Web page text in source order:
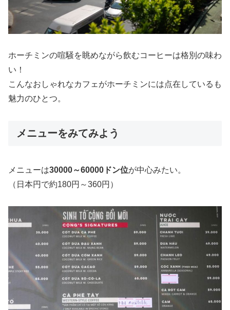
ホーチミンの喧騒を眺めながら飲むコーヒーは格別の味わ
い！
こんなおしゃれなカフェがホーチミンには点在しているも
魅力のひとつ。
メニューをみてみよう
メニューは30000～60000ドン位が中心みたい。
（日本円で約180円～360円）